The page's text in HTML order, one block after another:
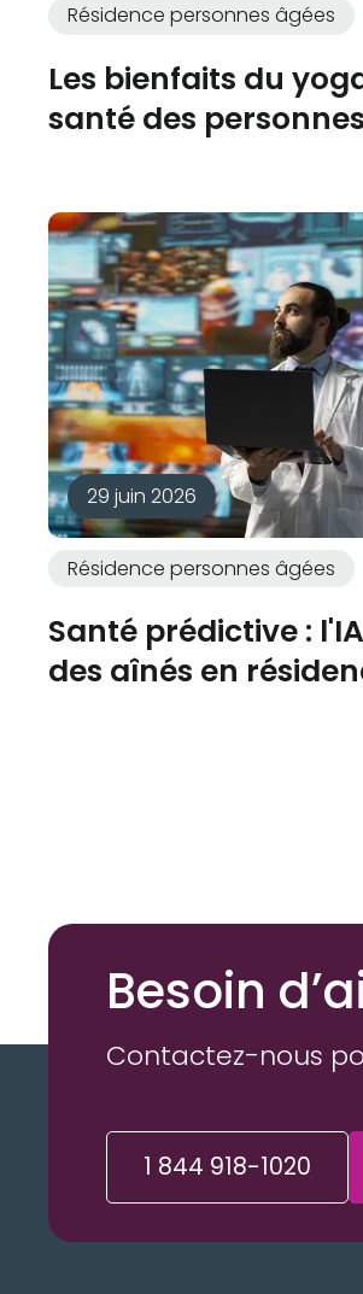
Résidence personnes âgées
Les bienfaits du
santé des
29 juin 2026
Résidence personnes âgées
Santé prédictive :
des aînés en
Besoin
Contactez-nous
1 844 918-1020